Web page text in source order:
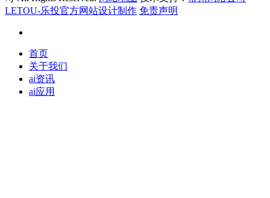
LETOU-乐投官方网站设计制作 免责声明
首页
关于我们
ai资讯
ai应用